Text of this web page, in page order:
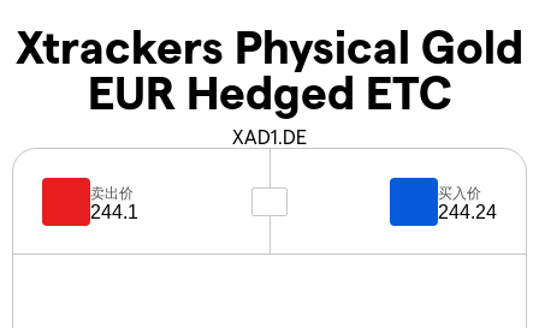
Xtrackers Physical Gold
EUR Hedged ETC
XAD1.DE
卖出价
244.1
买入价
244.24